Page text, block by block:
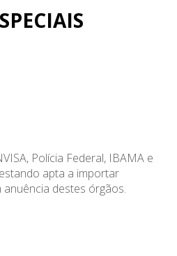
Polícia Federal, IBAMA e
apta a importar
destes órgãos.